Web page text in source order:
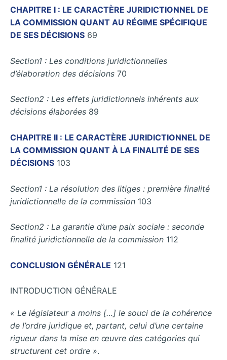
CHAPITRE I : LE CARACTÈRE JURIDICTIONNEL DE
LA COMMISSION QUANT AU RÉGIME SPÉCIFIQUE
DE SES DÉCISIONS 69
Section1 : Les conditions juridictionnelles
d’élaboration des décisions 70
Section2 : Les effets juridictionnels inhérents aux
décisions élaborées 89
CHAPITRE II : LE CARACTÈRE JURIDICTIONNEL DE
LA COMMISSION QUANT À LA FINALITÉ DE SES
DÉCISIONS 103
Section1 : La résolution des litiges : première finalité
juridictionnelle de la commission 103
Section2 : La garantie d’une paix sociale : seconde
finalité juridictionnelle de la commission 112
CONCLUSION GÉNÉRALE 121
INTRODUCTION GÉNÉRALE
« Le législateur a moins […] le souci de la cohérence
de l’ordre juridique et, partant, celui d’une certaine
rigueur dans la mise en œuvre des catégories qui
structurent cet ordre ».